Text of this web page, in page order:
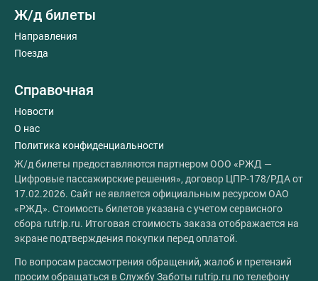
Ж/д билеты
Направления
Поезда
Справочная
Новости
О нас
Политика конфиденциальности
Ж/д билеты предоставляются партнером ООО «РЖД —
Цифровые пассажирские решения», договор ЦПР-178/РДА от
17.02.2026. Сайт не является официальным ресурсом ОАО
«РЖД». Стоимость билетов указана с учетом сервисного
сбора rutrip.ru. Итоговая стоимость заказа отображается на
экране подтверждения покупки перед оплатой.
По вопросам рассмотрения обращений, жалоб и претензий
просим обращаться в Службу Заботы rutrip.ru по телефону